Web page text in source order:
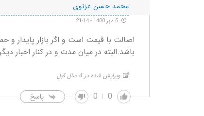
محمد حسن غزنوی
اصالت با قیمت است و اگر بازار پایدار و
باشد.البته در میان مدت و در کنار اخبار
ویرایش شده در 4 سال قبل
0
0 پاسخ